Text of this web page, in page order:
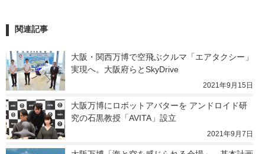
関連記事
大阪・関西万博で空飛ぶクルマ「エアタクシー」
実現へ。大阪府らとSkyDrive
2021年9月15日
大阪万博にロボットアバターを アンドロイド研
究の石黒教授「AVITA」設立
2021年9月7日